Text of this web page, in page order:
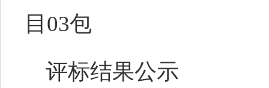
目03包
评标结果公示